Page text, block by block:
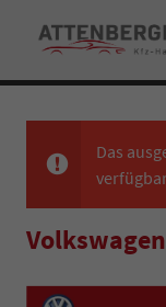
Das
Volkswagen